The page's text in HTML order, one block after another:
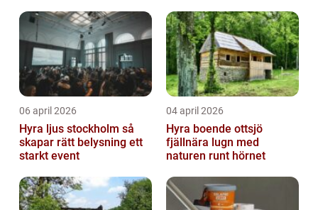
06 april 2026
Hyra ljus stockholm så
skapar rätt belysning ett
starkt event
04 april 2026
Hyra boende ottsjö
fjällnära lugn med
naturen runt hörnet